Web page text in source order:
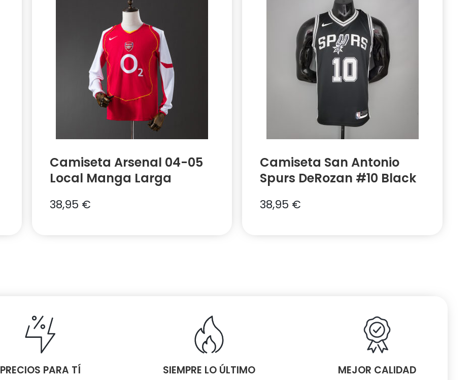
Camiseta Arsenal 04-05
Local Manga Larga
38,95 €
Camiseta San Antonio
Spurs DeRozan #10 Black
38,95 €
PRECIOS PARA TÍ SIEMPRE LO ÚLTIMO MEJOR CALIDAD